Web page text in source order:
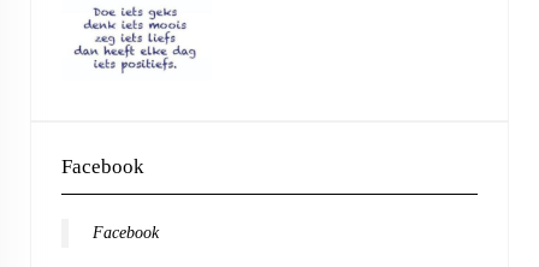
Facebook
Facebook